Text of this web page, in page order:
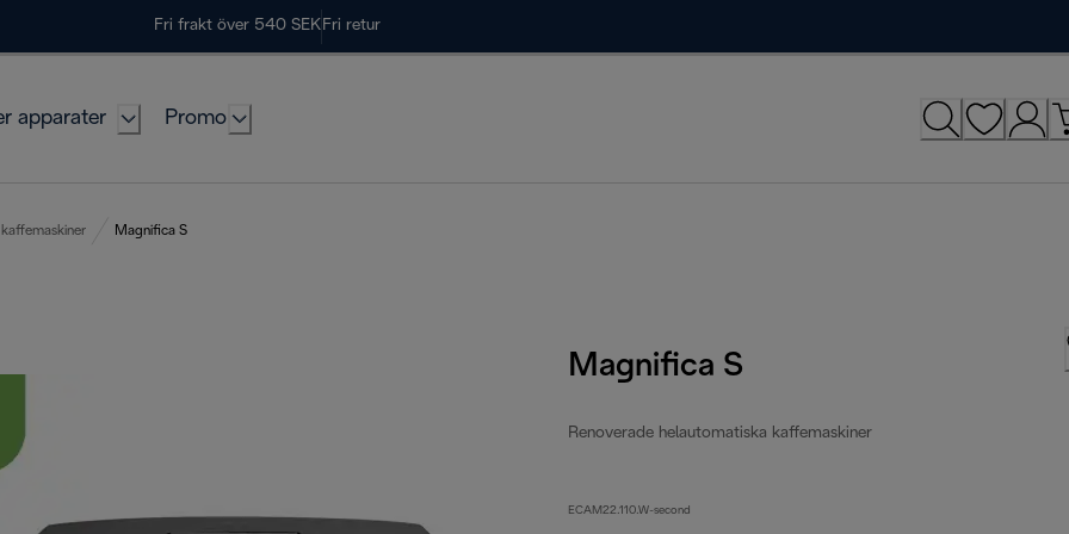
Fri frakt över 540 SEK Fri retur
apparater Promo
Magnifica S
Magnifica S
Renoverade helautomatiska kaffemaskiner
ECAM22.110.W-second